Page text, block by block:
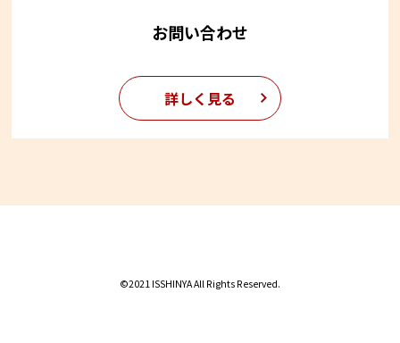
お問い合わせ
詳しく見る
©2021 ISSHINYA All Rights Reserved.